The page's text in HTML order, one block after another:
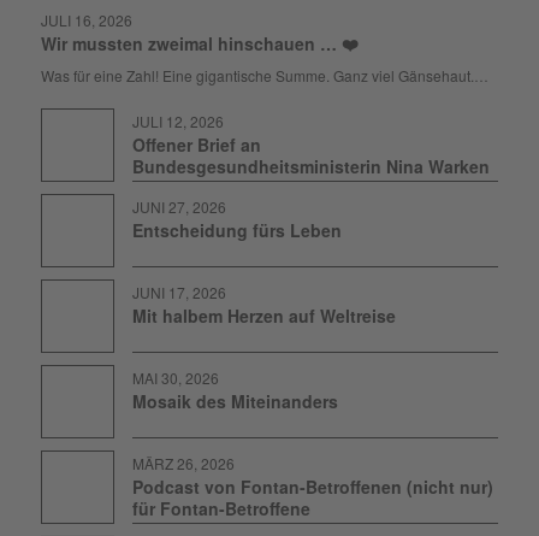
JULI 16, 2026
Wir mussten zweimal hinschauen … ❤️
Was für eine Zahl! Eine gigantische Summe. Ganz viel Gänsehaut.…
JULI 12, 2026
Offener Brief an
Bundesgesundheitsministerin Nina Warken
JUNI 27, 2026
Entscheidung fürs Leben
JUNI 17, 2026
Mit halbem Herzen auf Weltreise
MAI 30, 2026
Mosaik des Miteinanders
MÄRZ 26, 2026
Podcast von Fontan-Betroffenen (nicht nur)
für Fontan-Betroffene